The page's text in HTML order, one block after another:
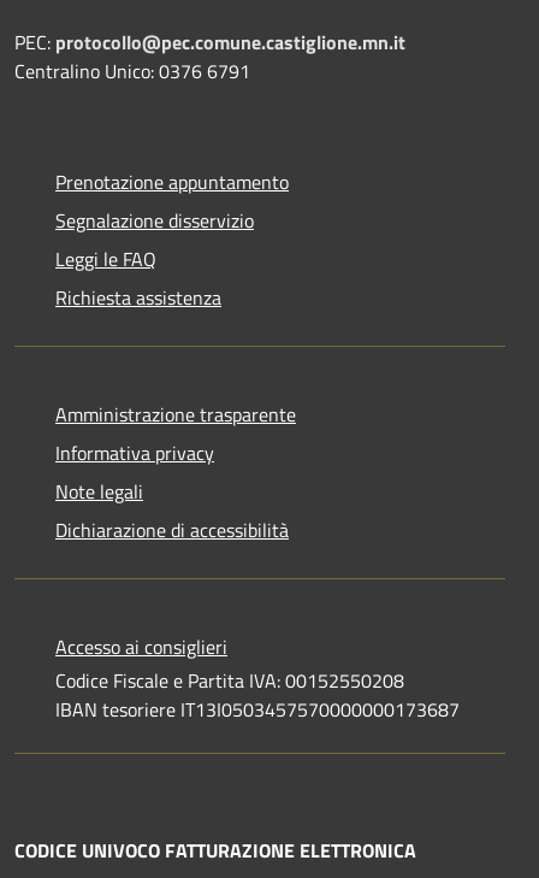
PEC: protocollo@pec.comune.castiglione.mn.it
Centralino Unico: 0376 6791
Prenotazione appuntamento
Segnalazione disservizio
Leggi le FAQ
Richiesta assistenza
Amministrazione trasparente
Informativa privacy
Note legali
Dichiarazione di accessibilità
Accesso ai consiglieri
Codice Fiscale e Partita IVA: 00152550208
IBAN tesoriere IT13I0503457570000000173687
CODICE UNIVOCO FATTURAZIONE ELETTRONICA